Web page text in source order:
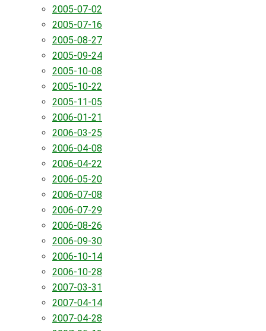
2005-07-02
2005-07-16
2005-08-27
2005-09-24
2005-10-08
2005-10-22
2005-11-05
2006-01-21
2006-03-25
2006-04-08
2006-04-22
2006-05-20
2006-07-08
2006-07-29
2006-08-26
2006-09-30
2006-10-14
2006-10-28
2007-03-31
2007-04-14
2007-04-28